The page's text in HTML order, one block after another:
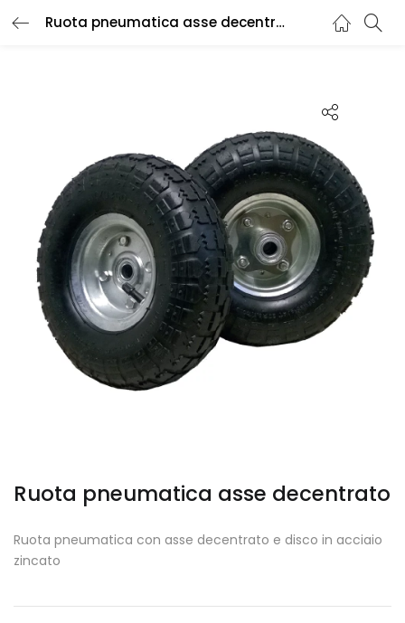
Ruota pneumatica asse decentrato
Ruota pneumatica asse decentrato
Ruota pneumatica con asse decentrato e disco in acciaio
zincato